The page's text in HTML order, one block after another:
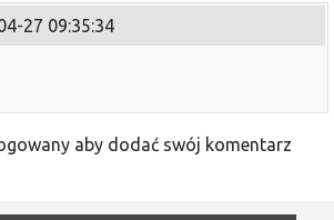
27 09:35:34
aby dodać swój komentarz